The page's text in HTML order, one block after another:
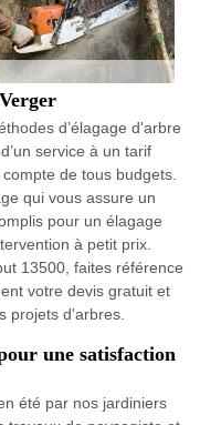
d’élagage d'arbre
service à un tarif
de tous budgets.
qui vous assure un
pour un élagage
à petit prix.
13500, faites référence
votre devis gratuit et
projets d'arbres.
une satisfaction
été par nos jardiniers